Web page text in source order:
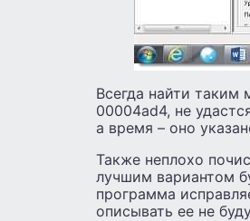
Всегда найти
00004ad4, не
а время – оно
Также неплохо
лучшим вариантом
программа
описывать ее не